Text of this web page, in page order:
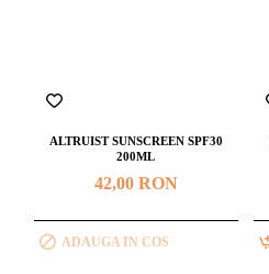
ALTRUIST SUNSCREEN SPF30
200ML
42,00 RON
ADAUGA IN COS